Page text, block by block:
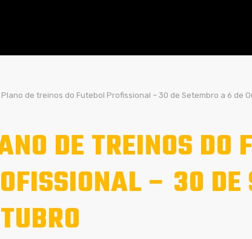
Plano de treinos do Futebol Profissional – 30 de Setembro a 6 de
DE TREINOS DO
– 30 DE